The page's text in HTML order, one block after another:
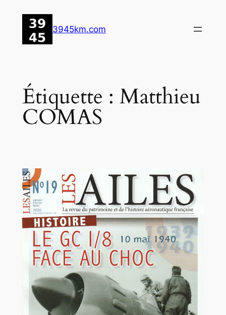
contenu
3945km.com
Étiquette : Matthieu
COMAS